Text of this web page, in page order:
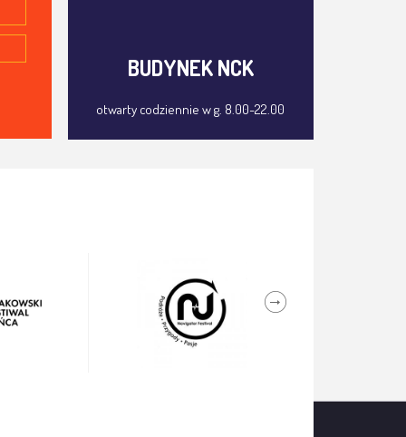
BUDYNEK NCK
otwarty codziennie w g. 8.00-22.00